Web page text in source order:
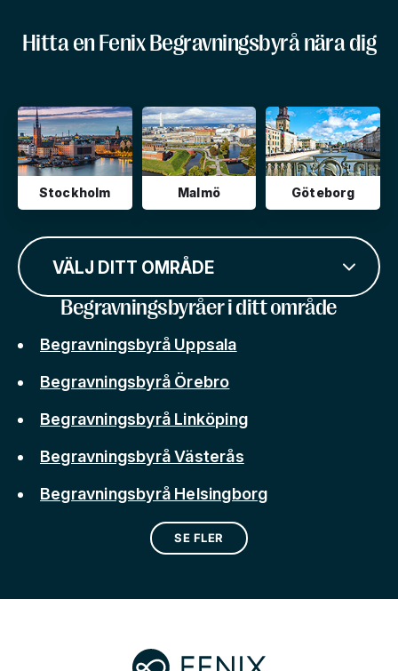
Hitta en Fenix Begravningsbyrå nära dig
Stockholm Malmö Göteborg
VÄLJ DITT OMRÅDE
Begravningsbyråer i ditt område
Begravningsbyrå Uppsala
Begravningsbyrå Örebro
Begravningsbyrå Linköping
Begravningsbyrå Västerås
Begravningsbyrå Helsingborg
SE FLER